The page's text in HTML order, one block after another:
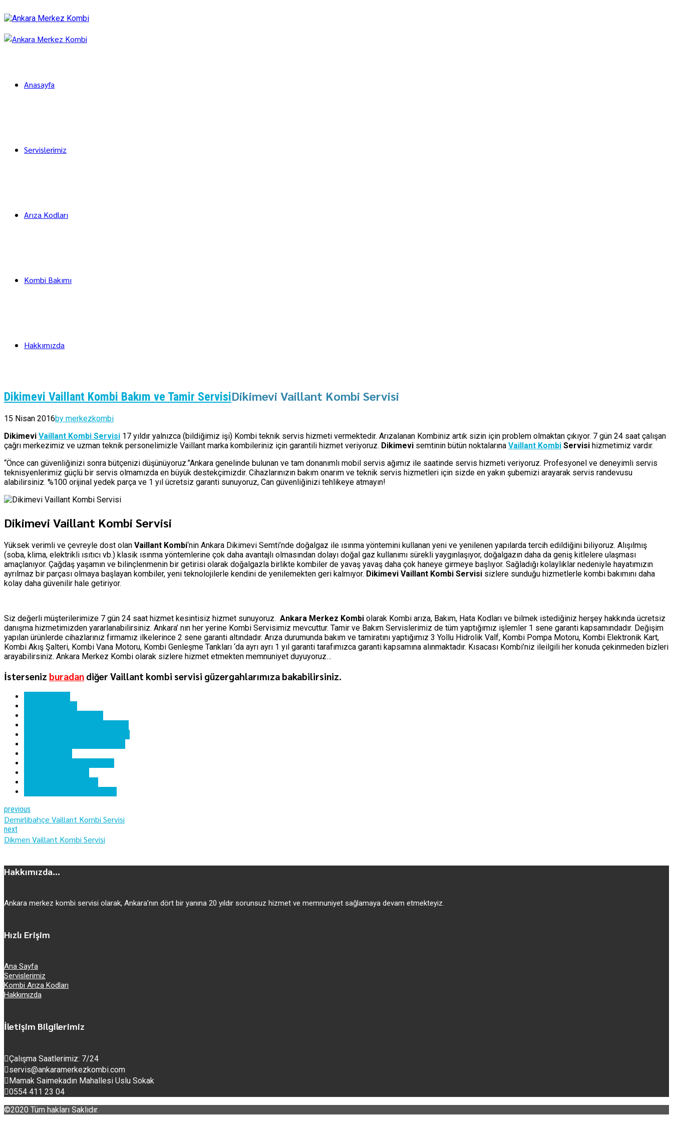
Anasayfa
Servislerimiz
Arıza Kodları
Kombi Bakımı
Hakkımızda
Dikimevi Vaillant Kombi Bakım ve Tamir ServisiDikimevi Vaillant Kombi Servisi
15 Nisan 2016by merkezkombi
Dikimevi Vaillant Kombi Servisi 17 yıldır yalnızca (bildiğimiz işi) Kombi teknik servis hizmeti vermektedir. Arızalanan Kombiniz artık sizin için problem olmaktan çıkıyor. 7 gün 24 saat çalışan
çağrı merkezimiz ve uzman teknik personelimizle Vaillant marka kombileriniz için garantili hizmet veriyoruz. Dikimevi semtinin bütün noktalarına Vaillant Kombi Servisi hizmetimiz vardır.
“Önce can güvenliğinizi sonra bütçenizi düşünüyoruz.”Ankara genelinde bulunan ve tam donanımlı mobil servis ağımız ile saatinde servis hizmeti veriyoruz. Profesyonel ve deneyimli servis
teknisyenlerimiz güçlü bir servis olmamızda en büyük destekçimizdir. Cihazlarınızın bakım onarım ve teknik servis hizmetleri için sizde en yakın şubemizi arayarak servis randevusu
alabilirsiniz. %100 orijinal yedek parça ve 1 yıl ücretsiz garanti sunuyoruz, Can güvenliğinizi tehlikeye atmayın!
Dikimevi Vaillant Kombi Servisi
Yüksek verimli ve çevreyle dost olan Vaillant Kombi‘nin Ankara Dikimevi Semti’nde doğalgaz ile ısınma yöntemini kullanan yeni ve yenilenen yapılarda tercih edildiğini biliyoruz. Alışılmış
(soba, klima, elektrikli ısıtıcı vb.) klasik ısınma yöntemlerine çok daha avantajlı olmasından dolayı doğal gaz kullanımı sürekli yaygınlaşıyor, doğalgazın daha da geniş kitlelere ulaşması
amaçlanıyor. Çağdaş yaşamın ve bilinçlenmenin bir getirisi olarak doğalgazla birlikte kombiler de yavaş yavaş daha çok haneye girmeye başlıyor. Sağladığı kolaylıklar nedeniyle hayatımızın
ayrılmaz bir parçası olmaya başlayan kombiler, yeni teknolojilerle kendini de yenilemekten geri kalmıyor. Dikimevi Vaillant Kombi Servisi sizlere sunduğu hizmetlerle kombi bakımını daha
kolay daha güvenilir hale getiriyor.
Siz değerli müşterilerimize 7 gün 24 saat hizmet kesintisiz hizmet sunuyoruz. Ankara Merkez Kombi olarak Kombi arıza, Bakım, Hata Kodları ve bilmek istediğiniz herşey hakkında ücretsiz
danışma hizmetimizden yararlanabilirsiniz. Ankara’ nın her yerine Kombi Servisimiz mevcuttur. Tamir ve Bakım Servislerimiz de tüm yaptığımız işlemler 1 sene garanti kapsamındadır. Değişim
yapılan ürünlerde cihazlarınız firmamız ilkelerince 2 sene garanti altındadır. Arıza durumunda bakım ve tamiratını yaptığımız 3 Yollu Hidrolik Valf, Kombi Pompa Motoru, Kombi Elektronik Kart,
Kombi Akış Şalteri, Kombi Vana Motoru, Kombi Genleşme Tankları ‘da ayrı ayrı 1 yıl garanti tarafımızca garanti kapsamına alınmaktadır. Kısacası Kombi’niz ileilgili her konuda çekinmeden bizleri
arayabilirsiniz. Ankara Merkez Kombi olarak sizlere hizmet etmekten memnuniyet duyuyoruz…
İsterseniz buradan diğer Vaillant kombi servisi güzergahlarımıza bakabilirsiniz.
previous
Demirlibahçe Vaillant Kombi Servisi
next
Dikmen Vaillant Kombi Servisi
Hakkımızda...
Ankara merkez kombi servisi olarak, Ankara’nın dört bir yanına 20 yıldır sorunsuz hizmet ve memnuniyet sağlamaya devam etmekteyiz.
Hızlı Erişim
Ana Sayfa
Servislerimiz
Kombi Arıza Kodları
Hakkımızda
İletişim Bilgilerimiz
Çalışma Saatlerimiz: 7/24
servis@ankaramerkezkombi.com
Mamak Saimekadın Mahallesi Uslu Sokak
0554 411 23 04
©2020 Tüm hakları Saklıdır.